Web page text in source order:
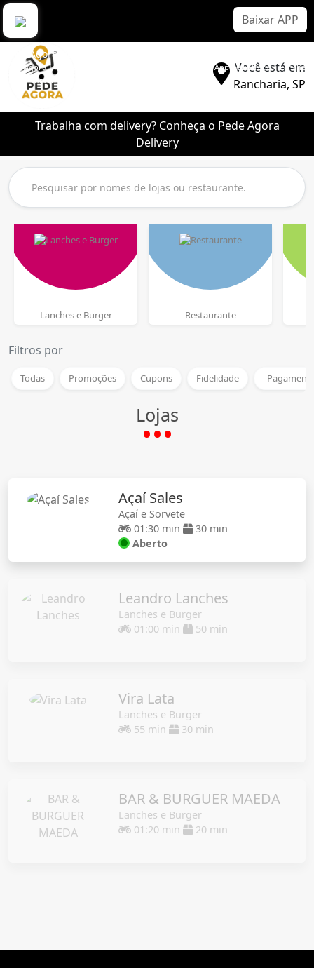
Pede Agora Delivery
Pede Agora | Aplicativo Delivery Sem Comissão | Melhor App de Entrega | Lanche |
Pizza | Sorvete | Bebidas
Baixar APP
Você está em
Rancharia, SP
Trabalha com delivery? Conheça o Pede Agora
Delivery
Lanches e Burger Restaurante
Filtros por
Todas Promoções Cupons Fidelidade
Lojas
Açaí Sales
Açaí e Sorvete
01:30 min
30 min
Aberto
Leandro Lanches
Lanches e Burger
01:00 min
50 min
Vira Lata
Lanches e Burger
55 min
30 min
BAR & BURGUER MAEDA
Lanches e Burger
01:20 min
20 min